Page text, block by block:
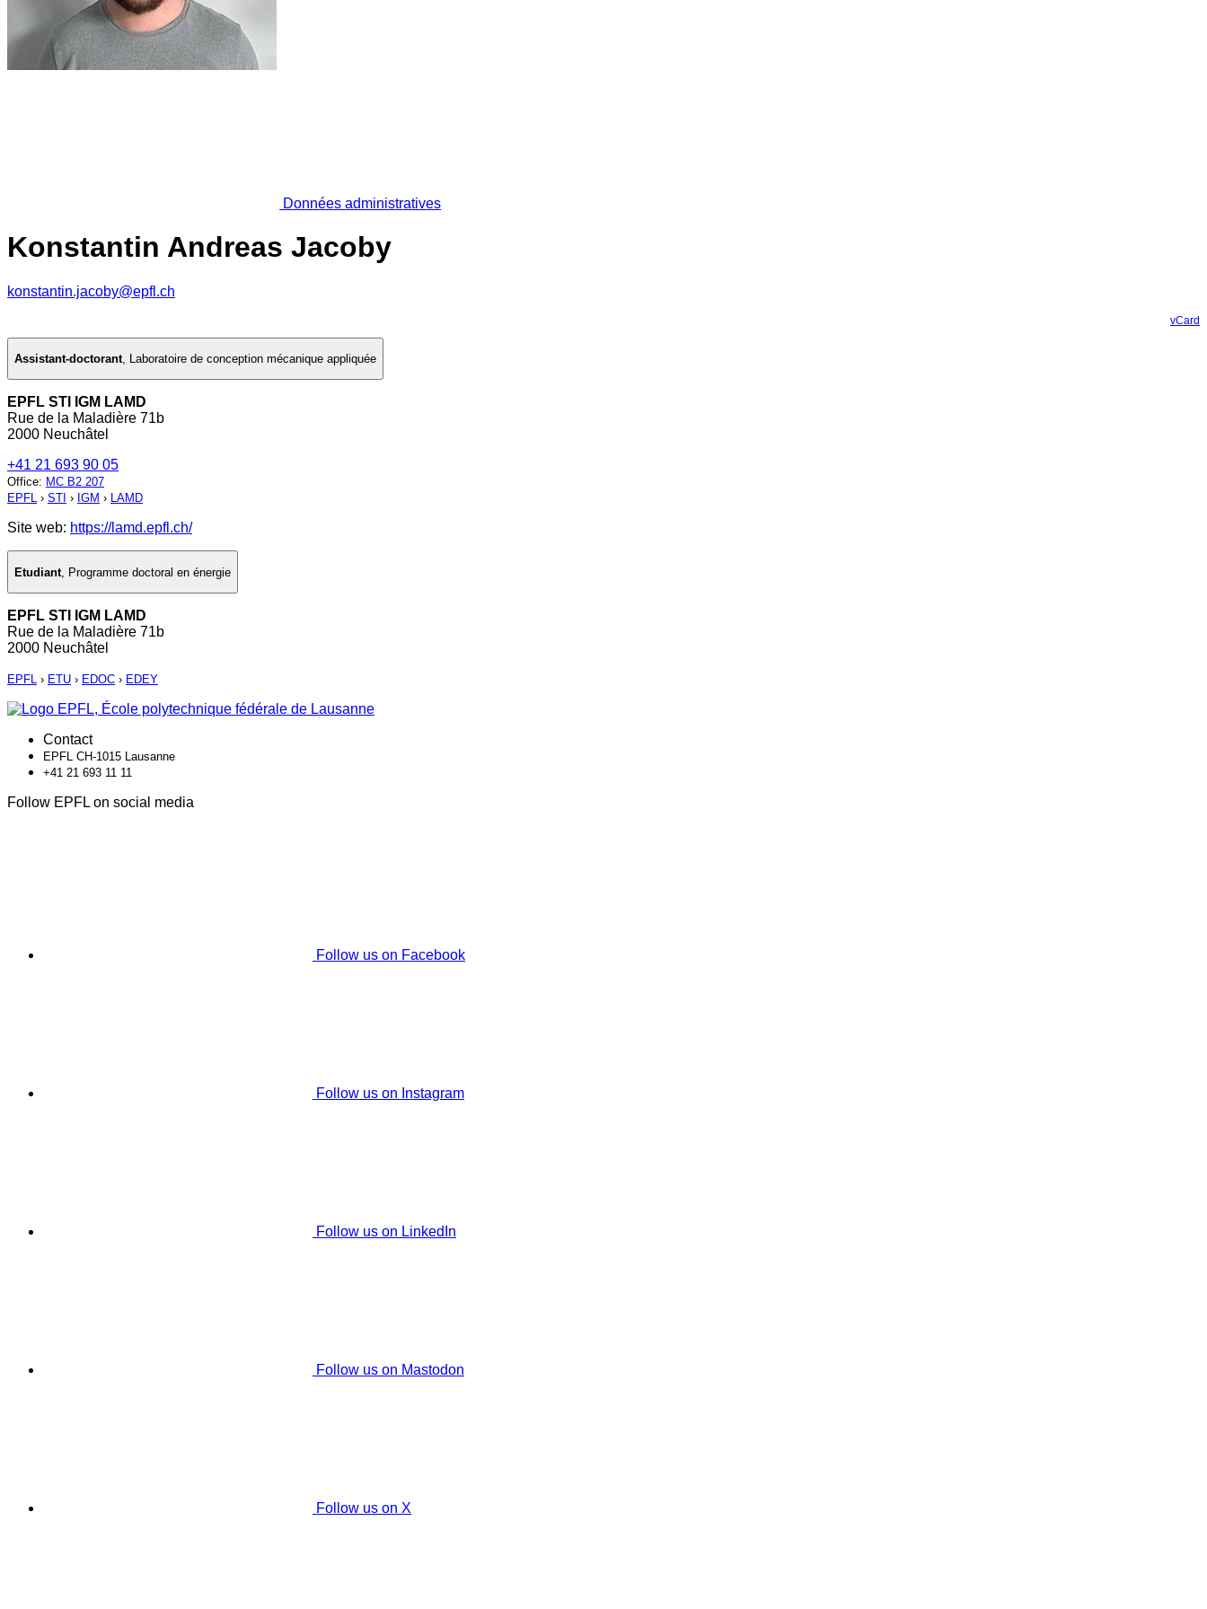
Données administratives
Konstantin Andreas Jacoby
konstantin.jacoby@epfl.ch
vCard
Assistant-doctorant, Laboratoire de conception mécanique appliquée
EPFL STI IGM LAMD
Rue de la Maladière 71b
2000 Neuchâtel
+41 21 693 90 05
Office: MC B2 207
EPFL › STI › IGM › LAMD
Site web: https://lamd.epfl.ch/
Etudiant Programme doctoral en énergie
EPFL STI IGM LAMD
Rue de la Maladière 71b
2000 Neuchâtel
EPFL › ETU › EDOC › EDEY
Contact
EPFL CH-1015 Lausanne
+41 21 693 11 11
Follow EPFL on social media
Follow us on Facebook
Follow us on Instagram
Follow us on LinkedIn
Follow us on Mastodon
Follow us on X